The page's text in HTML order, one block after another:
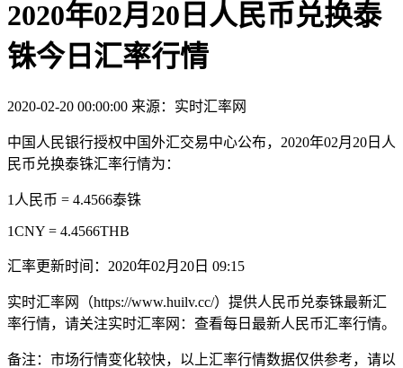
2020年02月20日人民币兑换泰
铢今日汇率行情
2020-02-20 00:00:00 来源：实时汇率网
中国人民银行授权中国外汇交易中心公布，2020年02月20日人
民币兑换泰铢汇率行情为：
1人民币 = 4.4566泰铢
1CNY = 4.4566THB
汇率更新时间：2020年02月20日 09:15
实时汇率网（https://www.huilv.cc/）提供人民币兑泰铢最新汇
率行情，请关注实时汇率网：查看每日最新人民币汇率行情。
备注：市场行情变化较快，以上汇率行情数据仅供参考，请以